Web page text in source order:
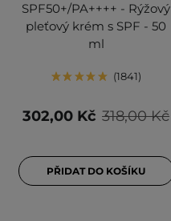
SPF50+/PA++++ - Rýžový
pleťový krém s SPF - 50
ml
1841
318,00 Kč
302,00 Kč
PŘIDAT DO KOŠÍKU